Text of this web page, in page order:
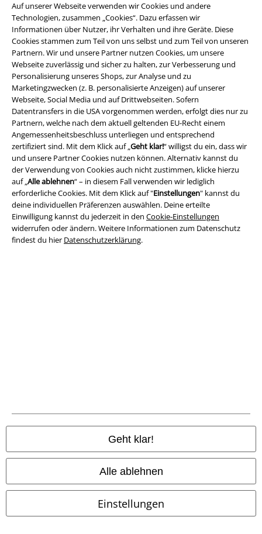
Auf unserer Webseite verwenden wir Cookies und andere
Technologien, zusammen „Cookies“. Dazu erfassen wir
Informationen über Nutzer, ihr Verhalten und ihre Geräte. Diese
Cookies stammen zum Teil von uns selbst und zum Teil von unseren
Partnern. Wir und unsere Partner nutzen Cookies, um unsere
Webseite zuverlässig und sicher zu halten, zur Verbesserung und
Personalisierung unseres Shops, zur Analyse und zu
Marketingzwecken (z. B. personalisierte Anzeigen) auf unserer
Webseite, Social Media und auf Drittwebseiten. Sofern
Datentransfers in die USA vorgenommen werden, erfolgt dies nur zu
Partnern, welche nach dem aktuell geltenden EU-Recht einem
Angemessenheitsbeschluss unterliegen und entsprechend
zertifiziert sind. Mit dem Klick auf „Geht klar!“ willigst du ein, dass wir
und unsere Partner Cookies nutzen können. Alternativ kannst du
der Verwendung von Cookies auch nicht zustimmen, klicke hierzu
auf „Alle ablehnen“ – in diesem Fall verwenden wir lediglich
erforderliche Cookies. Mit dem Klick auf "Einstellungen" kannst du
deine individuellen Präferenzen auswählen. Deine erteilte
Einwilligung kannst du jederzeit in den Cookie-Einstellungen
widerrufen oder ändern. Weitere Informationen zum Datenschutz
findest du hier Datenschutzerklärung.
Geht klar!
Alle ablehnen
Einstellungen
Partnerprogramm
EMP Stores
Nachhaltigkeit
Jobs bei EMP
Community
Versender